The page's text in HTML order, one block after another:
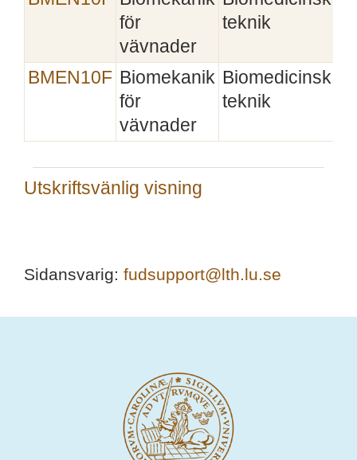
för
vävnader
teknik
BMEN10F Biomekanik
för
vävnader
Biomedicinsk
teknik
Utskriftsvänlig visning
Sidansvarig: fudsupport@lth.lu.se